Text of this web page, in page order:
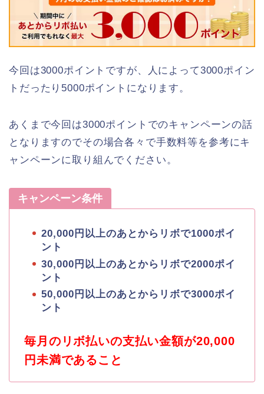
今回は3000ポイントですが、人によって3000ポイン
トだったり5000ポイントになります。
あくまで今回は3000ポイントでのキャンペーンの話
となりますのでその場合各々で手数料等を参考にキ
ャンペーンに取り組んでください。
キャンペーン条件
20,000円以上のあとからリボで1000ポイ
ント
30,000円以上のあとからリボで2000ポイ
ント
50,000円以上のあとからリボで3000ポイ
ント
毎月のリボ払いの支払い金額が20,000
円未満であること